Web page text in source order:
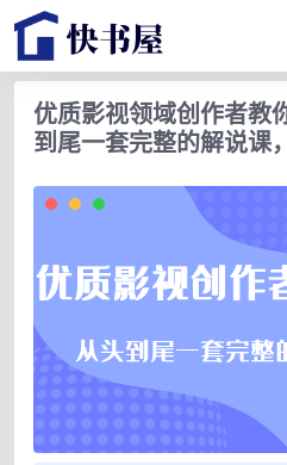
优质影视领域创作者教
到尾一套完整的解说课